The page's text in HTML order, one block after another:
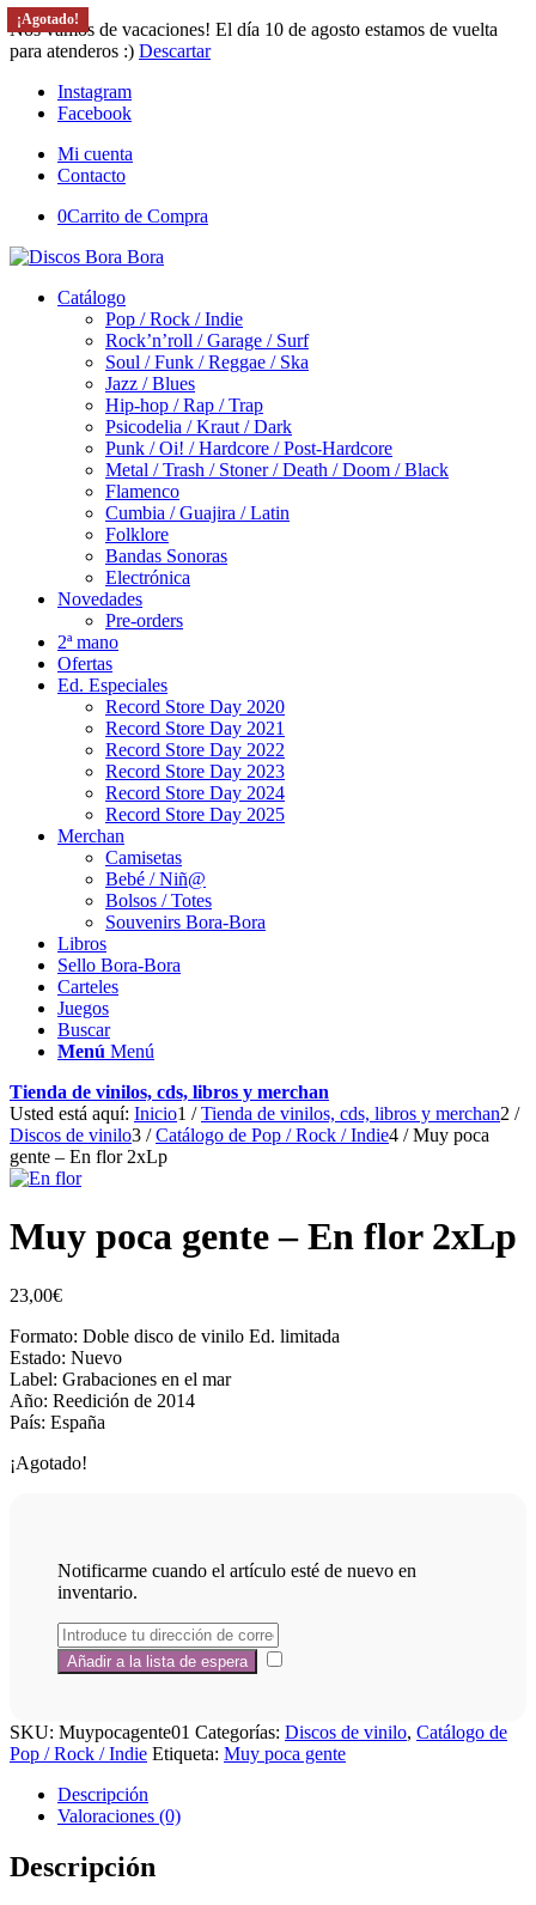
Nos vamos de vacaciones! El día 10 de agosto estamos de vuelta
para atenderos :) Descartar
Instagram
Facebook
Mi cuenta
Contacto
0Carrito de Compra
Catálogo
Pop / Rock / Indie
Rock’n’roll / Garage / Surf
Soul / Funk / Reggae / Ska
Jazz / Blues
Hip-hop / Rap / Trap
Psicodelia / Kraut / Dark
Punk / Oi! / Hardcore / Post-Hardcore
Metal / Trash / Stoner / Death / Doom / Black
Flamenco
Cumbia / Guajira / Latin
Folklore
Bandas Sonoras
Electrónica
Novedades
Pre-orders
2ª mano
Ofertas
Ed. Especiales
Record Store Day 2020
Record Store Day 2021
Record Store Day 2022
Record Store Day 2023
Record Store Day 2024
Record Store Day 2025
Merchan
Camisetas
Bebé / Niñ@
Bolsos / Totes
Souvenirs Bora-Bora
Libros
Sello Bora-Bora
Carteles
Juegos
Buscar
Menú Menú
Tienda de vinilos, cds, libros y merchan
Usted está aquí: Inicio1 / Tienda de vinilos, cds, libros y merchan2 /
Discos de vinilo3 / Catálogo de Pop / Rock / Indie4 / Muy poca
gente – En flor 2xLp
¡Agotado!
Muy poca gente – En flor 2xLp
23,00€
Formato: Doble disco de vinilo Ed. limitada
Estado: Nuevo
Label: Grabaciones en el mar‎
Año: Reedición de 2014
País: España
¡Agotado!
Notificarme cuando el artículo esté de nuevo en
inventario.
SKU: Muypocagente01 Categorías: Discos de vinilo, Catálogo de
Pop / Rock / Indie Etiqueta: Muy poca gente
Descripción
Valoraciones (0)
Descripción
¡Agotado!
¡Agotado!
¡Agotado!